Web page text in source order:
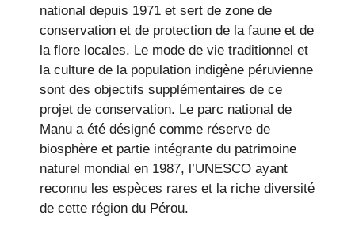
national depuis 1971 et sert de zone de
conservation et de protection de la faune et de
la flore locales. Le mode de vie traditionnel et
la culture de la population indigène péruvienne
sont des objectifs supplémentaires de ce
projet de conservation. Le parc national de
Manu a été désigné comme réserve de
biosphère et partie intégrante du patrimoine
naturel mondial en 1987, l’UNESCO ayant
reconnu les espèces rares et la riche diversité
de cette région du Pérou.